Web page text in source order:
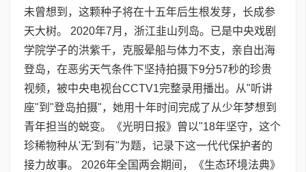
未曾想到，这颗种子将在十五年后生根发芽，长成参
天大树。 2020年7月，浙江韭山列岛。已是中央戏剧
学院学子的洪紫千，克服晕船与体力不支，亲自出海
登岛，在恶劣天气条件下坚持拍摄下9分57秒的珍贵
视频，被中央电视台CCTV1完整录用播出。从"听讲
座"到"登岛拍摄"，她用十年时间完成了从少年梦想到
青年担当的蜕变。《光明日报》曾以"18年坚守，这个
珍稀物种从'无'到有"为题，记录下这一代代保护者的
接力故事。 2026年全国两会期间，《生态环境法典》